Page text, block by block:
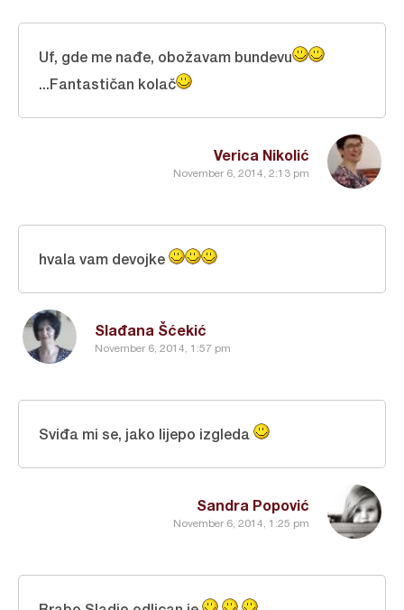
Verica Nikolić
November 6, 2014, 2:13 pm
Uf, gde me nađe, obožavam bundevu
...Fantastičan kolač
Slađana Šćekić
November 6, 2014, 1:57 pm
hvala vam devojke
Sandra Popović
November 6, 2014, 1:25 pm
Sviđa mi se, jako lijepo izgleda